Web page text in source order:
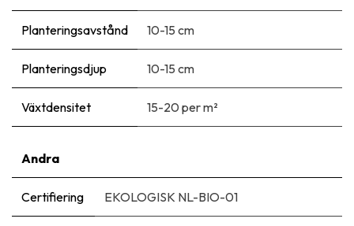
Planteringsavstånd 10-15 cm
Planteringsdjup 10-15 cm
Växtdensitet 15-20 per m²
Andra
Certifiering EKOLOGISK NL-BIO-01